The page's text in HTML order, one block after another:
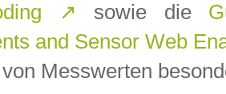
↗ sowie die
and Sensor Web
Messwerten